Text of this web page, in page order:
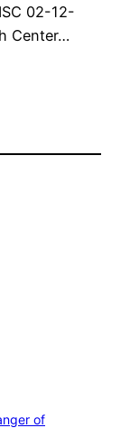
02-12-
Center…
of